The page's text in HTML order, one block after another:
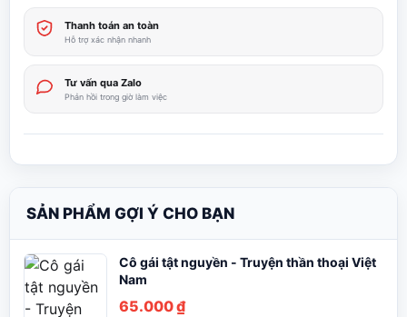
Thanh toán an toàn
Hỗ trợ xác nhận nhanh
Tư vấn qua Zalo
Phản hồi trong giờ làm việc
SẢN PHẨM GỢI Ý CHO BẠN
Cô gái tật nguyền - Truyện thần thoại Việt
Nam
65.000₫